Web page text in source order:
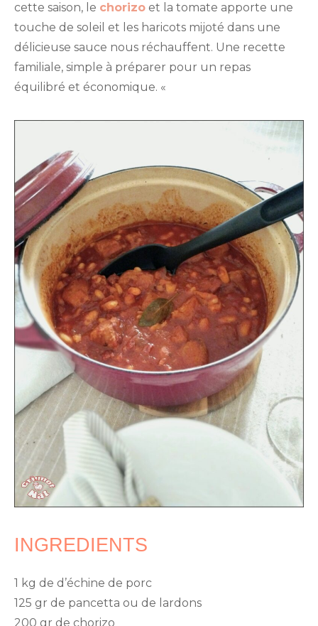
haricots
blancs
cette saison, le chorizo et la tomate apporte une
touche de soleil et les haricots mijoté dans une
délicieuse sauce nous réchauffent. Une recette
familiale, simple à préparer pour un repas
équilibré et économique. «
INGREDIENTS
1 kg de d’échine de porc
125 gr de pancetta ou de lardons
200 gr de chorizo